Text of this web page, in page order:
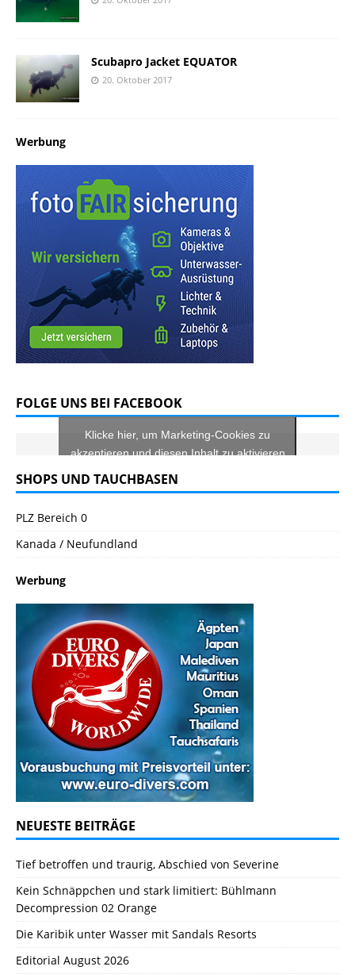
Scubapro Jacket EQUATOR
20. Oktober 2017
Werbung
FOLGE UNS BEI FACEBOOK
Klicke hier, um Marketing-Cookies zu
akzeptieren und diesen Inhalt zu aktivieren
SHOPS UND TAUCHBASEN
PLZ Bereich 0
Kanada / Neufundland
Werbung
NEUESTE BEITRÄGE
Tief betroffen und traurig, Abschied von Severine
Kein Schnäppchen und stark limitiert: Bühlmann
Decompression 02 Orange
Die Karibik unter Wasser mit Sandals Resorts
Editorial August 2026